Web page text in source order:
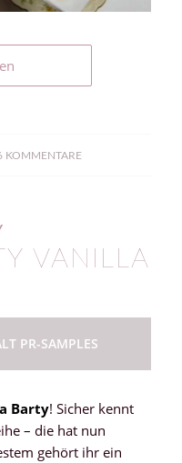
KOMMENTARE
VANILLA
PR-SAMPLES
Barty! Sicher kennt
– die hat nun
gehört ihr ein